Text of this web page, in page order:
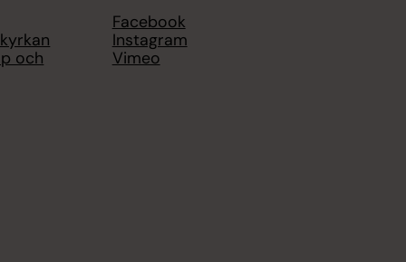
och
Facebook
Instagram
Vimeo